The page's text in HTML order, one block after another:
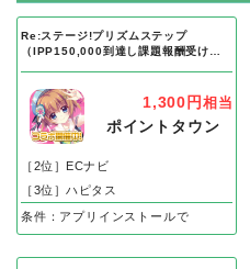
Re:ステージ!プリズムステップ
（IPP150,000到達し課題報酬受け取
1,300円 相当
ポイントタウン
［2位］ECナビ
［3位］ハピタス
条件：アプリインストールで